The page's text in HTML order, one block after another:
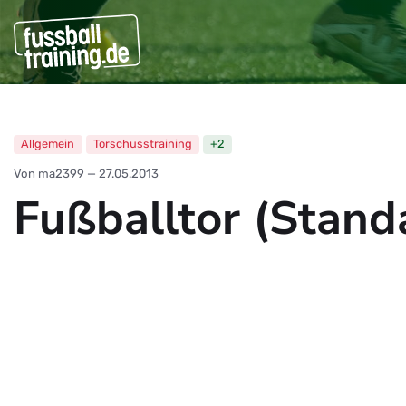
Allgemein Torschusstraining +2
Von ma2399 — 27.05.2013
Fußballtor